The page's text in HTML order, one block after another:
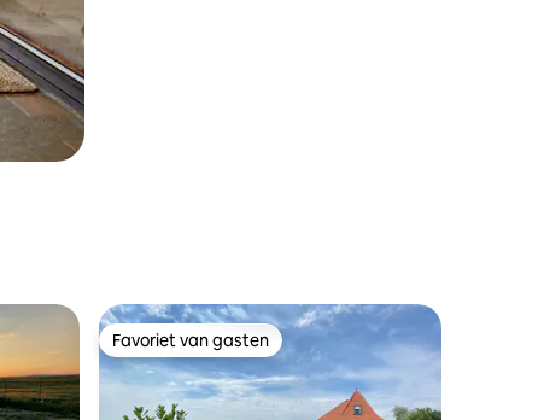
Favoriet van gasten
Favoriet van gasten